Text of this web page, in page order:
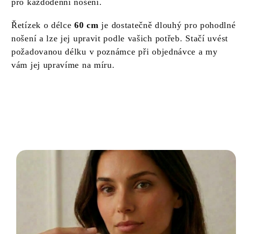
pro každodenní nošení.
Řetízek o délce60 cm je dostatečně dlouhý pro pohodlné
nošení a lze jej upravit podle vašich potřeb. Stačí uvést
požadovanou délku v poznámce při objednávce a my
vám jej upravíme na míru.